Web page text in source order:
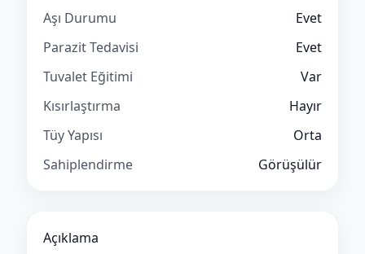
Aşı Durumu
Evet
Parazit Tedavisi
Evet
Tuvalet Eğitimi
Var
Kısırlaştırma
Hayır
Tüy Yapısı
Orta
Sahiplendirme
Görüşülür
Açıklama